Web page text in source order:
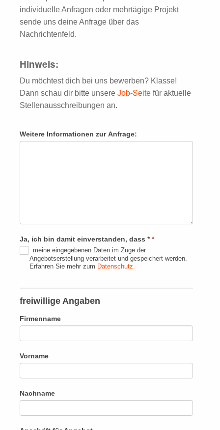
individuelle Anfragen oder mehrtägige Projekt
sende uns deine Anfrage über das
Nachrichtenfeld.
Hinweis:
Du möchtest dich bei uns bewerben? Klasse!
Dann schau dir bitte unsere Job-Seite für aktuelle
Stellenausschreibungen an.
Weitere Informationen zur Anfrage:
Ja, ich bin damit einverstanden, dass **
meine eingegebenen Daten im Zuge der
Angebotserstellung verarbeitet und gespeichert werden.
Erfahren Sie mehr zum Datenschutz.
freiwillige Angaben
Firmenname
Vorname
Nachname